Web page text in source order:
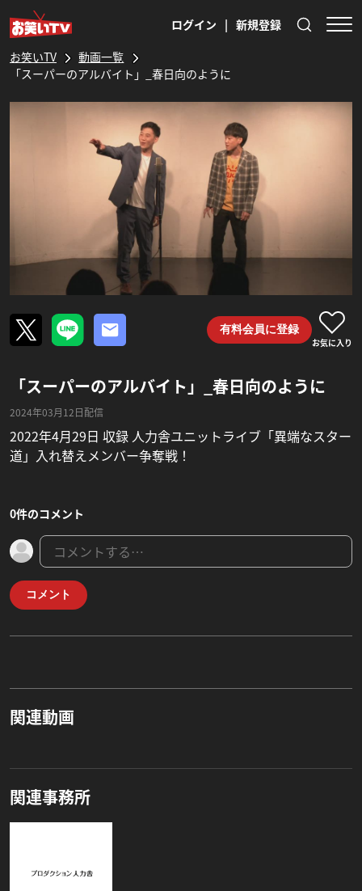
ログイン | 新規登録
お笑いTV
動画一覧
「スーパーのアルバイト」_春日向のように
有料会員に登録
お気に入り
「スーパーのアルバイト」_春日向のように
2024年03月12日配信
2022年4月29日 収録 人力舎ユニットライブ「異端なスター
道」入れ替えメンバー争奪戦！
0件のコメント
コメント
関連動画
関連事務所